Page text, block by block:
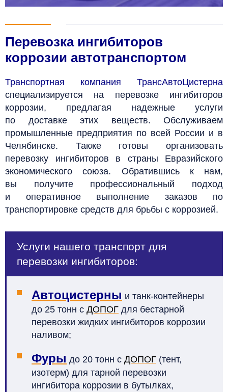
Перевозка ингибиторов
коррозии автотранспортом
Транспортная компания ТрансАвтоЦистерна
специализируется на перевозке ингибиторов
коррозии, предлагая надежные услуги
по доставке этих веществ. Обслуживаем
промышленные предприятия по всей России и в
Челябинске. Также готовы организовать
перевозку ингибиторов в страны Евразийского
экономического союза. Обратившись к нам,
вы получите профессиональный подход
и оперативное выполнение заказов по
транспортировке средств для брьбы с коррозией.
Услуги нашего транспорт для
перевозки ингибиторов:
Автоцистерны и танк-контейнеры
до 25 тонн с ДОПОГ для бестарной
перевозки жидких ингибиторов коррозии
наливом;
Фуры до 20 тонн с ДОПОГ (тент,
изотерм) для тарной перевозки
ингибитора коррозии в бутылках,